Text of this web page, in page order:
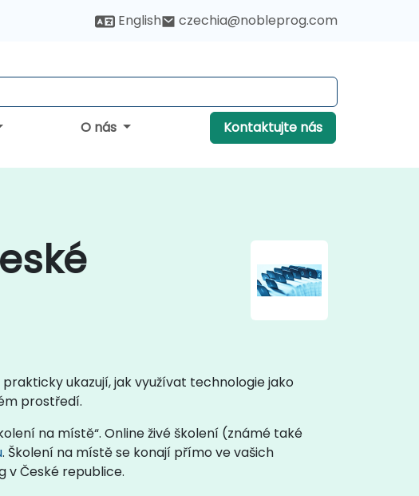
English czechia@nobleprog.com
O nás Kontaktujte nás
ukazují, jak využívat technologie jako
prostředí.
na místě“. Online živé školení (známé také
. Školení na místě se konají přímo ve vašich
v České republice.